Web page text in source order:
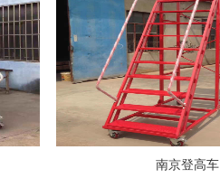
南京登高车